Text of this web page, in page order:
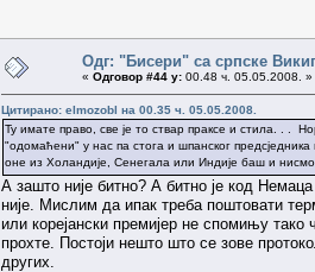
Одг: "Бисери" са српске
« Одговор #44 у: 00.48 ч. 05.05.2008. »
Цитирано: elmozobl на 00.35 ч. 05.05.2008.
Ту имате право, све је то ствар праксе и стила. . .
"одомаћени" у нас па стога и шпанског
оне из Холандије, Сенегала или Индије баш и
А зашто није битно? А битно је код
није. Мислим да ипак треба поштовати
или корејански премијер не спомињу
прохте. Постоји нешто што се зове
других.